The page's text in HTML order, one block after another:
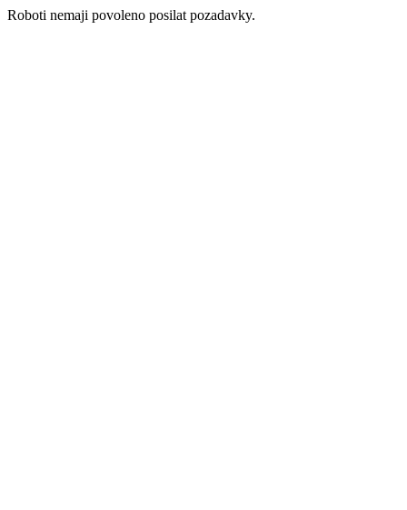
Roboti nemaji povoleno posilat pozadavky.